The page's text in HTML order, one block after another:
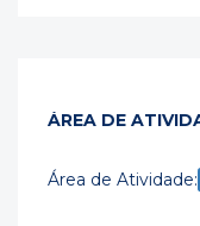
ÁREA DE
Área de Atividade: